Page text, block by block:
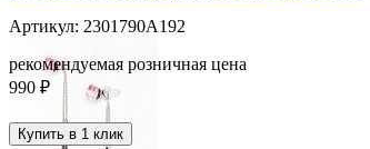
Артикул: 2301790A192
рекомендуемая розничная цена
990 ₽
Купить в 1 клик